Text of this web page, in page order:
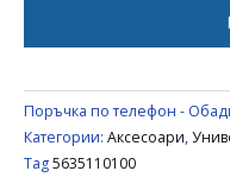
ЗА
BEKO
/
SANG
Поръчка по телефон -
Категории: Аксесоари,
Tag5635110100